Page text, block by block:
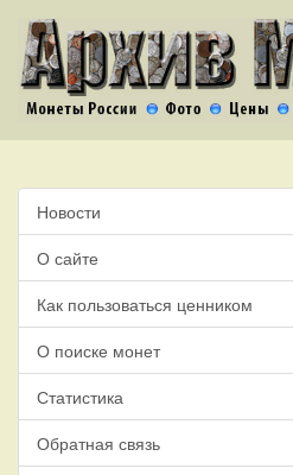
Новости
О сайте
Как пользоваться ценником
О поиске монет
Статистика
Обратная связь